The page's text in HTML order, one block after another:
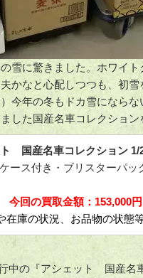
雪に驚きました。ホワイ
かなと心配しつつも、初
今年の冬もドカ雪にならな
した国産名車コレクション
国産名車コレクション 1/
ース付き・ブリスターパッ
今回の買取金額：153,000円
庫の状況、お品物の状態
中の『アシェット 国産名